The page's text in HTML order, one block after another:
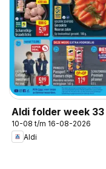
Aldi folder week 33
10-08 t/m 16-08-2026
Aldi